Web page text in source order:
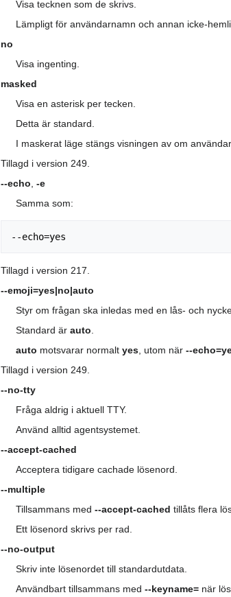
Visa tecknen som de skrivs.
Lämpligt för användarnamn och annan icke-
no
Visa ingenting.
masked
Visa en asterisk per tecken.
Detta är standard.
I maskerat läge stängs visningen av om
Tillagd i version 249.
--echo -e
Samma som:
Tillagd i version 217.
--emoji=yes|no|auto
Styr om frågan ska inledas med en lås- och
Standard ärauto
auto motsvarar normaltyes , utom när--
Tillagd i version 249.
--no-tty
Fråga aldrig i aktuell TTY.
Använd alltid agentsystemet.
--accept-cached
Acceptera tidigare cachade lösenord.
--multiple
Tillsammans med--accept-cached tillåts flera
Ett lösenord skrivs per rad.
--no-output
Skriv inte lösenordet till standardutdata.
Användbart tillsammans med--keyname= när